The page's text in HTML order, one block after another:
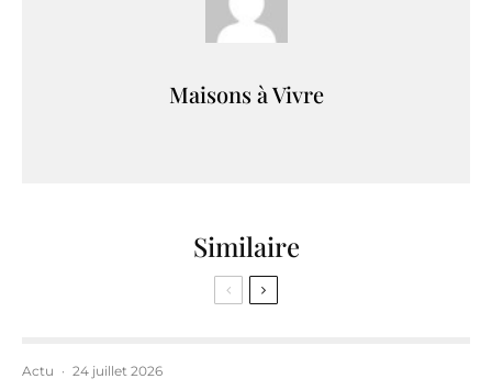
Maisons à Vivre
Similaire
Actu · 24 juillet 2026